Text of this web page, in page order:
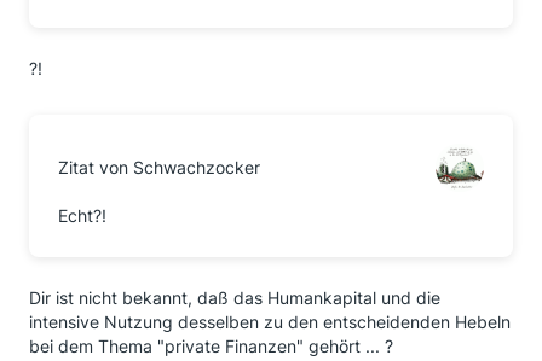
?!
Zitat von Schwachzocker
Echt?!
Dir ist nicht bekannt, daß das Humankapital und die
intensive Nutzung desselben zu den entscheidenden Hebeln
bei dem Thema "private Finanzen" gehört ... ?